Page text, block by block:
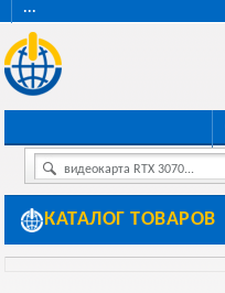
···
видеокарта RTX 3070...
КАТАЛОГ ТОВАРОВ